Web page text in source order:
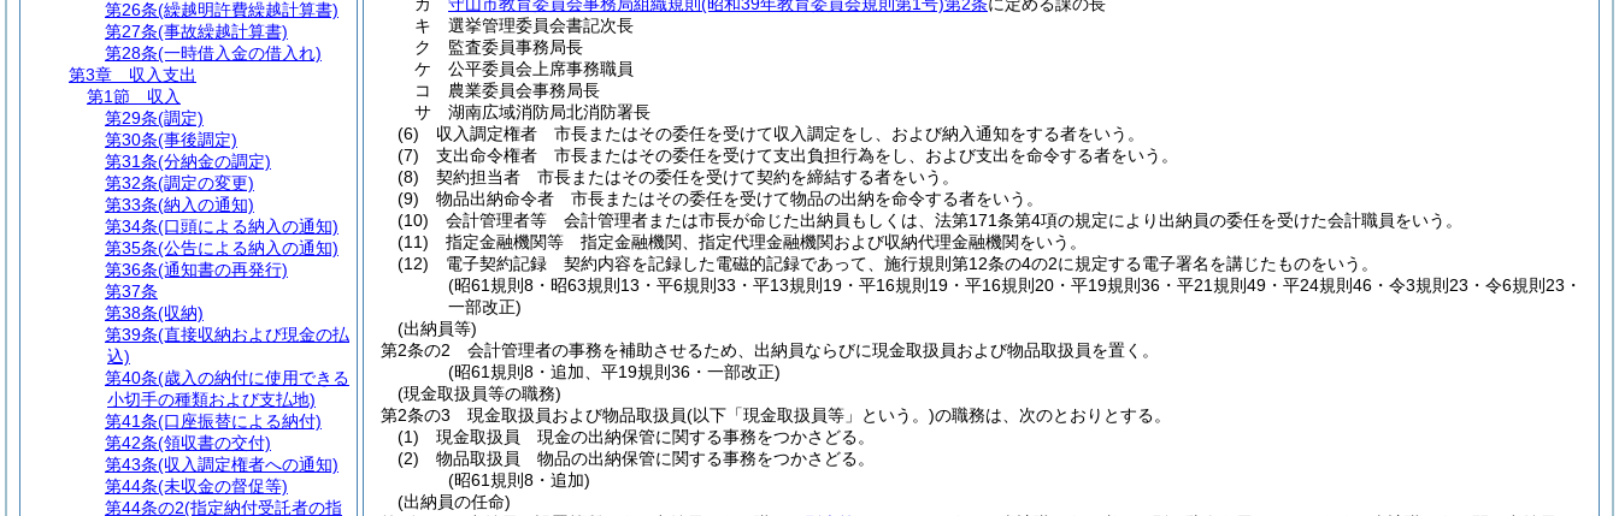
キ
選挙管理委員会書記次長
ク
監査委員事務局長
ケ
公平委員会上席事務職員
コ
農業委員会事務局長
サ
湖南広域消防局北消防署長
(6)
収入調定権者 市長またはその委任を受けて収入調定をし、および納入通知をする者をいう。
(7)
支出命令権者 市長またはその委任を受けて支出負担行為をし、および支出を命令する者をいう。
(8)
契約担当者 市長またはその委任を受けて契約を締結する者をいう。
(9)
物品出納命令者 市長またはその委任を受けて物品の出納を命令する者をいう。
(10)
会計管理者等 会計管理者または市長が命じた出納員もしくは、法第171条第4項の規定により出納員の委任を受けた会計職員をいう。
(11)
指定金融機関等 指定金融機関、指定代理金融機関および収納代理金融機関をいう。
(12)
電子契約記録 契約内容を記録した電磁的記録であって、施行規則第12条の4の2に規定する電子署名を講じたものをいう。
(昭61規則8・昭63規則13・平6規則33・平13規則19・平16規則19・平16規則20・平19規則36・平21規則49・平24規則46・令3規則23・令6規則23・
一部改正)
(出納員等)
第2条の2
会計管理者の事務を補助させるため、出納員ならびに現金取扱員および物品取扱員を置く。
(昭61規則8・追加、平19規則36・一部改正)
(現金取扱員等の職務)
第2条の3
現金取扱員および物品取扱員(以下「現金取扱員等」という。)の職務は、次のとおりとする。
(1)
現金取扱員 現金の出納保管に関する事務をつかさどる。
(2)
物品取扱員 物品の出納保管に関する事務をつかさどる。
(昭61規則8・追加)
(出納員の任命)
第26条(繰越明許費繰越計算書)
第27条(事故繰越計算書)
第28条(一時借入金の借入れ)
第3章
収入支出
第1節
収入
第29条(調定)
第30条(事後調定)
第31条(分納金の調定)
第32条(調定の変更)
第33条(納入の通知)
第34条(口頭による納入の通知)
第35条(公告による納入の通知)
第36条(通知書の再発行)
第37条
第38条(収納)
第39条(直接収納および現金の払
込)
第40条(歳入の納付に使用できる
小切手の種類および支払地)
第41条(口座振替による納付)
第42条(領収書の交付)
第43条(収入調定権者への通知)
第44条(未収金の督促等)
第44条の2(指定納付受託者の指